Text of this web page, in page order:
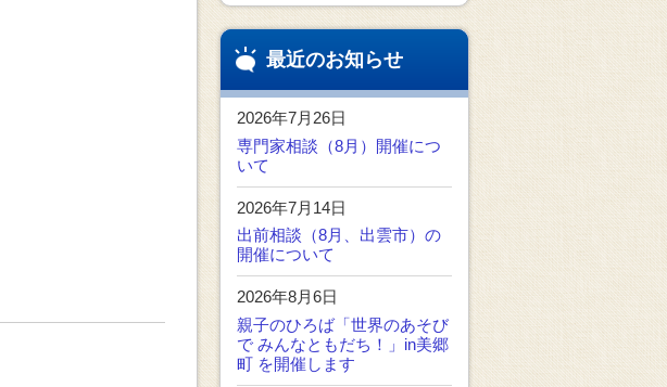
最近のお知らせ
2026年7月26日
専門家相談（8月）開催につ
いて
2026年7月14日
出前相談（8月、出雲市）の
開催について
2026年8月6日
親子のひろば「世界のあそび
で みんなともだち！」in美郷
町 を開催します